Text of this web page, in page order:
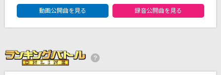
ライラック
MONGOL800
DAM★ともボーカルエントリーランキング
動画公開曲を見る
録音公開曲を見る